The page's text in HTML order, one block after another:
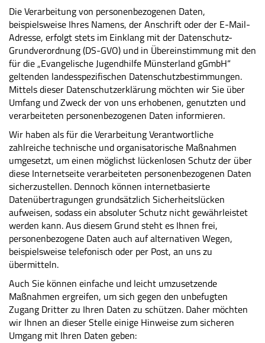
Die Verarbeitung von personenbezogenen Daten,
beispielsweise Ihres Namens, der Anschrift oder der E-Mail-
Adresse, erfolgt stets im Einklang mit der Datenschutz-
Grundverordnung (DS-GVO) und in Übereinstimmung mit den
für die „Evangelische Jugendhilfe Münsterland gGmbH“
geltenden landesspezifischen Datenschutzbestimmungen.
Mittels dieser Datenschutzerklärung möchten wir Sie über
Umfang und Zweck der von uns erhobenen, genutzten und
verarbeiteten personenbezogenen Daten informieren.
Wir haben als für die Verarbeitung Verantwortliche
zahlreiche technische und organisatorische Maßnahmen
umgesetzt, um einen möglichst lückenlosen Schutz der über
diese Internetseite verarbeiteten personenbezogenen Daten
sicherzustellen. Dennoch können internetbasierte
Datenübertragungen grundsätzlich Sicherheitslücken
aufweisen, sodass ein absoluter Schutz nicht gewährleistet
werden kann. Aus diesem Grund steht es Ihnen frei,
personenbezogene Daten auch auf alternativen Wegen,
beispielsweise telefonisch oder per Post, an uns zu
übermitteln.
Auch Sie können einfache und leicht umzusetzende
Maßnahmen ergreifen, um sich gegen den unbefugten
Zugang Dritter zu Ihren Daten zu schützen. Daher möchten
wir Ihnen an dieser Stelle einige Hinweise zum sicheren
Umgang mit Ihren Daten geben: